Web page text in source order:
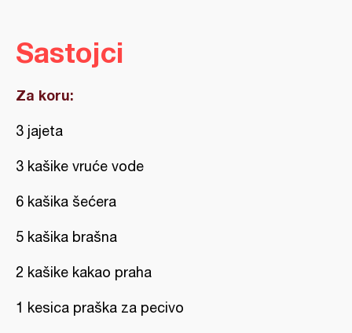
Sastojci
Za koru:
3 jajeta
3 kašike vruće vode
6 kašika šećera
5 kašika brašna
2 kašike kakao praha
1 kesica praška za pecivo